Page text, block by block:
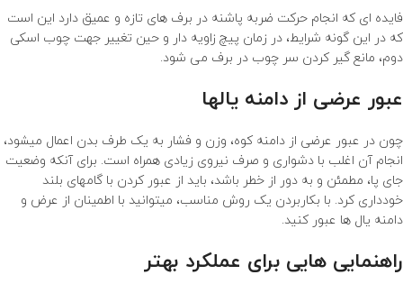
فایده ای که انجام حرکت ضربه پاشنه در برف های تازه و عمیق دارد این است
که در این گونه شرایط، در زمان پیچ زاویه دار و حین تغییر جهت چوب اسکی
دوم، مانع گیر کردن سر چوب در برف می شود.
عبور عرضی از دامنه یالها
چون در عبور عرضی از دامنه کوه، وزن و فشار به یک طرف بدن اعمال میشود،
انجام آن اغلب با دشواری و صرف نیروی زیادی همراه است. برای آنکه وضعیت
جای پا، مطمئن و به دور از خطر باشد، باید از عبور کردن با گامهای بلند
خودداری کرد. با بکاربردن یک روش مناسب، میتوانید با اطمینان از عرض و
دامنه یال ها عبور کنید.
راهنمایی هایی برای عملکرد بهتر